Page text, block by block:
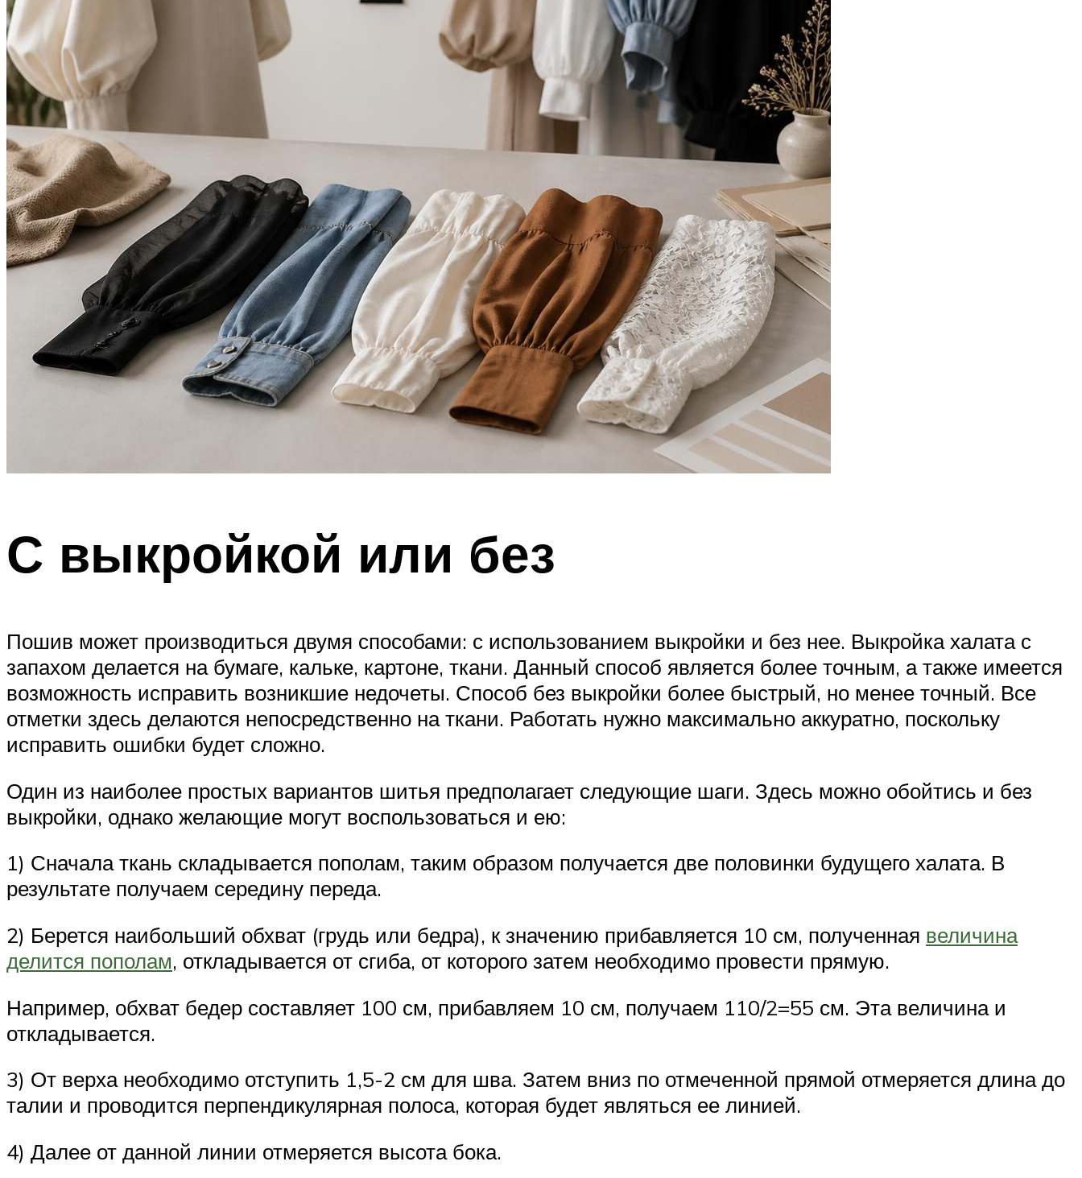
С выкройкой или без
Пошив может производиться двумя способами: с использованием выкройки и без нее. Выкройка халата с
запахом делается на бумаге, кальке, картоне, ткани. Данный способ является более точным, а также имеется
возможность исправить возникшие недочеты. Способ без выкройки более быстрый, но менее точный. Все
отметки здесь делаются непосредственно на ткани. Работать нужно максимально аккуратно, поскольку
исправить ошибки будет сложно.
Один из наиболее простых вариантов шитья предполагает следующие шаги. Здесь можно обойтись и без
выкройки, однако желающие могут воспользоваться и ею:
1) Сначала ткань складывается пополам, таким образом получается две половинки будущего халата. В
результате получаем середину переда.
2) Берется наибольший обхват (грудь или бедра), к значению прибавляется 10 см, полученная величина
делится пополам, откладывается от сгиба, от которого затем необходимо провести прямую.
Например, обхват бедер составляет 100 см, прибавляем 10 см, получаем 110/2=55 см. Эта величина и
откладывается.
3) От верха необходимо отступить 1,5-2 см для шва. Затем вниз по отмеченной прямой отмеряется длина до
талии и проводится перпендикулярная полоса, которая будет являться ее линией.
4) Далее от данной линии отмеряется высота бока.